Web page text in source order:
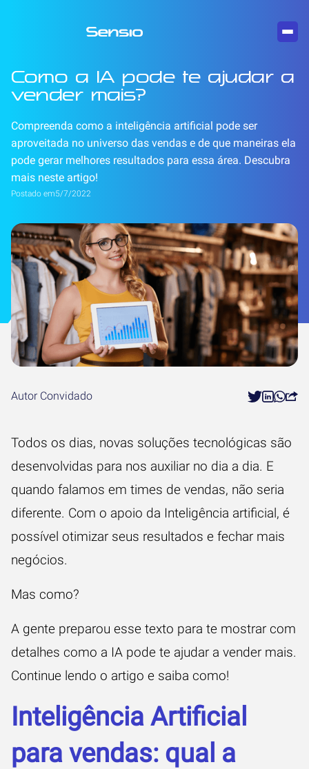
Como a IA pode te ajudar a
vender mais?
Compreenda como a inteligência artificial pode ser
aproveitada no universo das vendas e de que maneiras ela
pode gerar melhores resultados para essa área. Descubra
mais neste artigo!
Postado em5/7/2022
Autor Convidado
Todos os dias, novas soluções tecnológicas são
desenvolvidas para nos auxiliar no dia a dia. E
quando falamos em times de vendas, não seria
diferente. Com o apoio da Inteligência artificial, é
possível otimizar seus resultados e fechar mais
negócios.
Mas como?
A gente preparou esse texto para te mostrar com
detalhes como a IA pode te ajudar a vender mais.
Continue lendo o artigo e saiba como!
Inteligência Artificial
para vendas: qual a